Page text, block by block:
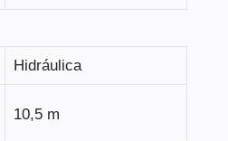
Hidráulica
10,5 m